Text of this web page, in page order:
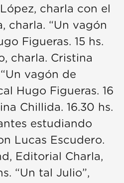
charla con el
charla. “Un vagón
Figueras. 15 hs.
charla. Cristina
vagón de
Hugo Figueras. 16
Chillida. 16.30 hs.
estudiando
Lucas Escudero.
Editorial Charla,
“Un tal Julio”,